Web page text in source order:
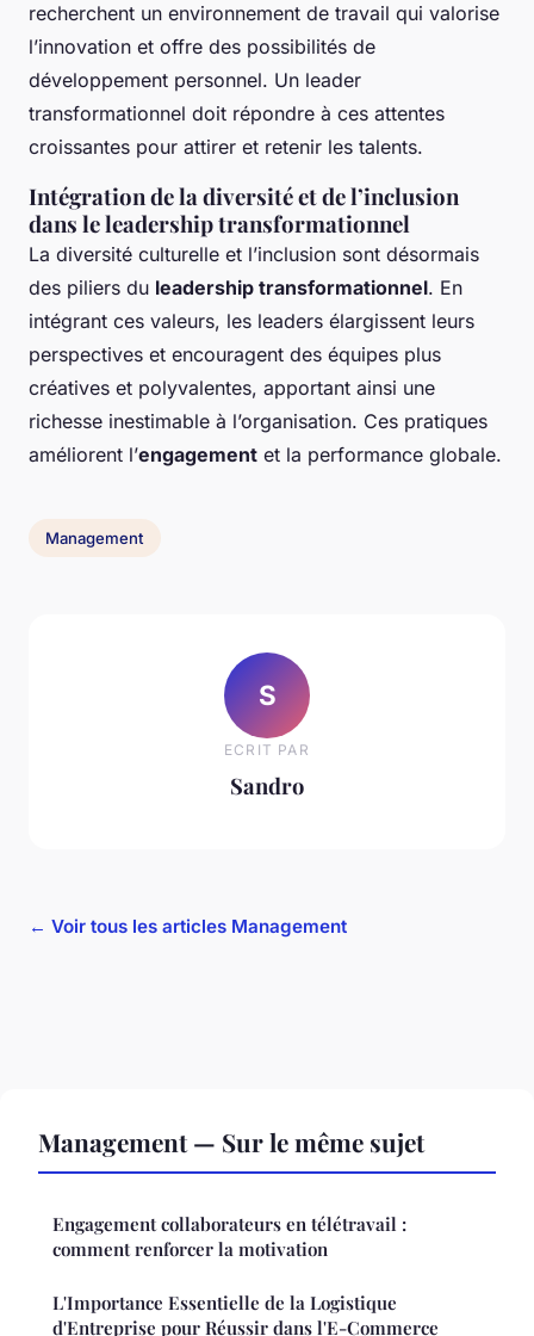
recherchent un environnement de travail qui valorise
l’innovation et offre des possibilités de
développement personnel. Un leader
transformationnel doit répondre à ces attentes
croissantes pour attirer et retenir les talents.
Intégration de la diversité et de l’inclusion
dans le leadership transformationnel
La diversité culturelle et l’inclusion sont désormais
des piliers du leadership transformationnel. En
intégrant ces valeurs, les leaders élargissent leurs
perspectives et encouragent des équipes plus
créatives et polyvalentes, apportant ainsi une
richesse inestimable à l’organisation. Ces pratiques
améliorent l’engagement et la performance globale.
Management
S
ECRIT PAR
Sandro
← Voir tous les articles Management
Management — Sur le même sujet
Engagement collaborateurs en télétravail :
comment renforcer la motivation
L'Importance Essentielle de la Logistique
d'Entreprise pour Réussir dans l'E-Commerce